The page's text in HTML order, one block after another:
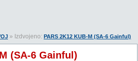
» Izdvojeno: PARS 2K12 KUB-M (SA-6 Gainful)
(SA-6 Gainful)